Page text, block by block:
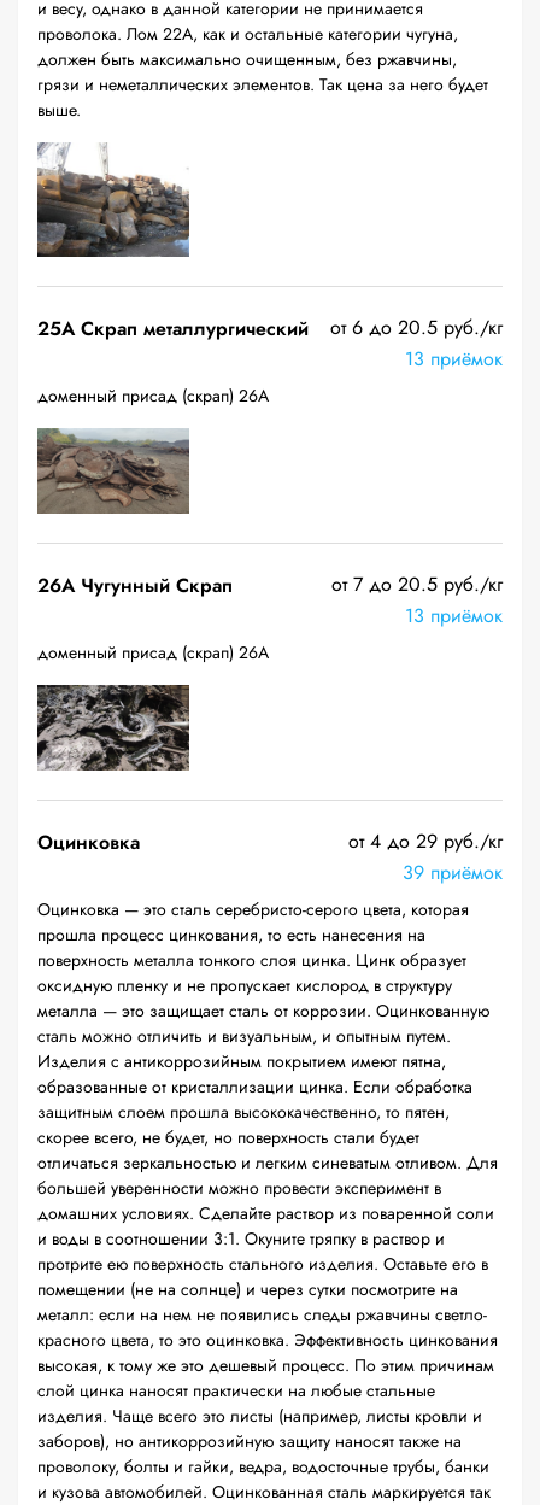
и весу, однако в данной категории не принимается
проволока. Лом 22А, как и остальные категории чугуна,
должен быть максимально очищенным, без ржавчины,
грязи и неметаллических элементов. Так цена за него будет
выше.
25A Скрап металлургический
от 6 до 20.5 руб./кг
13 приёмок
доменный присад (скрап) 26А
26A Чугунный Скрап
от 7 до 20.5 руб./кг
13 приёмок
доменный присад (скрап) 26А
Оцинковка
от 4 до 29 руб./кг
39 приёмок
Оцинковка — это сталь серебристо-серого цвета, которая
прошла процесс цинкования, то есть нанесения на
поверхность металла тонкого слоя цинка. Цинк образует
оксидную пленку и не пропускает кислород в структуру
металла — это защищает сталь от коррозии. Оцинкованную
сталь можно отличить и визуальным, и опытным путем.
Изделия с антикоррозийным покрытием имеют пятна,
образованные от кристаллизации цинка. Если обработка
защитным слоем прошла высококачественно, то пятен,
скорее всего, не будет, но поверхность стали будет
отличаться зеркальностью и легким синеватым отливом. Для
большей уверенности можно провести эксперимент в
домашних условиях. Сделайте раствор из поваренной соли
и воды в соотношении 3:1. Окуните тряпку в раствор и
протрите ею поверхность стального изделия. Оставьте его в
помещении (не на солнце) и через сутки посмотрите на
металл: если на нем не появились следы ржавчины светло-
красного цвета, то это оцинковка. Эффективность цинкования
высокая, к тому же это дешевый процесс. По этим причинам
слой цинка наносят практически на любые стальные
изделия. Чаще всего это листы (например, листы кровли и
заборов), но антикоррозийную защиту наносят также на
проволоку, болты и гайки, ведра, водосточные трубы, банки
и кузова автомобилей. Оцинкованная сталь маркируется так